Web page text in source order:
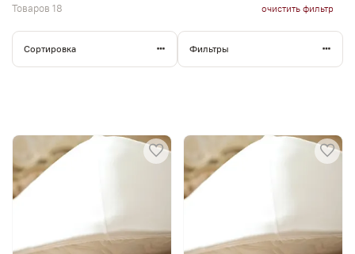
Товаров 18 очистить фильтр
Сортировка Фильтры